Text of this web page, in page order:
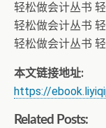
轻松做会计丛书
轻松做会计丛书
轻松做会计丛书
本文链接地址:
https://
Related Posts: